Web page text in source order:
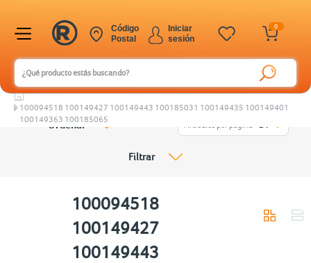
0
Iniciar
sesión
Código
Postal
100094518 100149427 100149443 100185031 100149435 100149401
100149363 100185065
100094518
100149427
100149443
Ordenar
Filtrar